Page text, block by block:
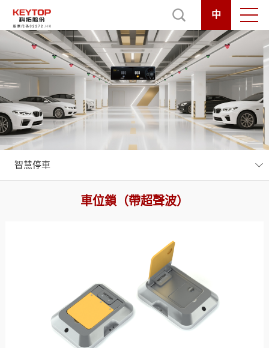
中
智慧停車
車位鎖（帶超聲波）